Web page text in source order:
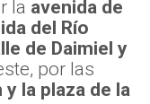
la avenida de
del Río
de Daimiel y
por las
la plaza de la